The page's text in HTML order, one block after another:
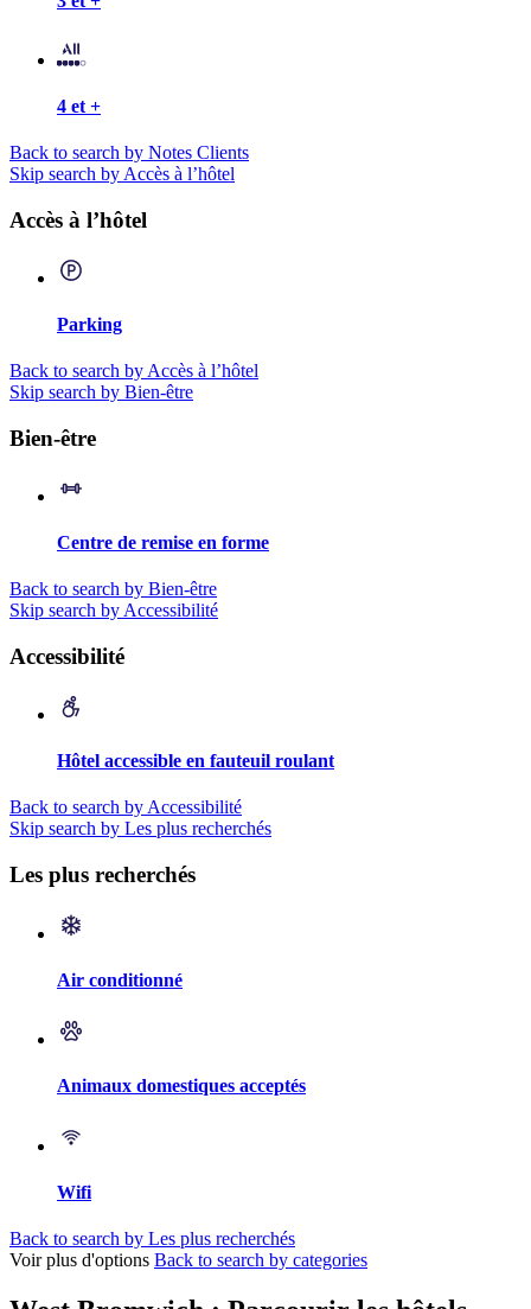
4 et +
Back to search by Notes Clients
Skip search by Accès à l’hôtel
Accès à l’hôtel
Parking
Back to search by Accès à l’hôtel
Skip search by Bien-être
Bien-être
Centre de remise en forme
Back to search by Bien-être
Skip search by Accessibilité
Accessibilité
Hôtel accessible en fauteuil roulant
Back to search by Accessibilité
Skip search by Les plus recherchés
Les plus recherchés
Air conditionné
Animaux domestiques acceptés
Wifi
Back to search by Les plus recherchés
Voir plus d'options Back to search by categories